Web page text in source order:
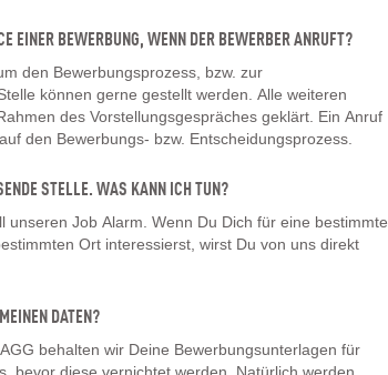
EINER BEWERBUNG, WENN DER BEWERBER ANRUFT?
den Bewerbungsprozess, bzw. zur
können gerne gestellt werden. Alle weiteren
des Vorstellungsgespräches geklärt. Ein Anruf
den Bewerbungs- bzw. Entscheidungsprozess.
STELLE. WAS KANN ICH TUN?
unseren Job Alarm. Wenn Du Dich für eine bestimmte
Ort interessierst, wirst Du von uns direkt
DATEN?
behalten wir Deine Bewerbungsunterlagen für